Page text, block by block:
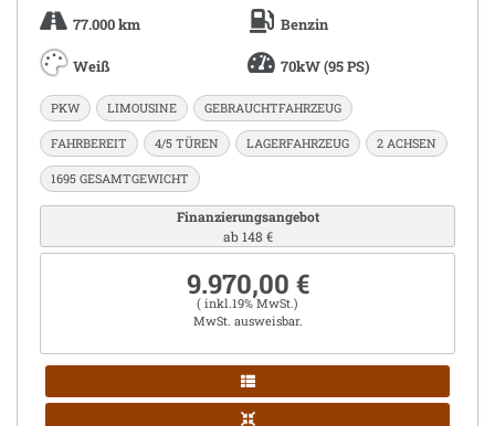
77.000 km Benzin
Weiß 70kW (95 PS)
PKW LIMOUSINE GEBRAUCHTFAHRZEUG
FAHRBEREIT 4/5 TÜREN LAGERFAHRZEUG 2 ACHSEN
1695 GESAMTGEWICHT
Finanzierungsangebot
ab 148 €
9.970,00 €
( inkl.19% MwSt.)
MwSt. ausweisbar.